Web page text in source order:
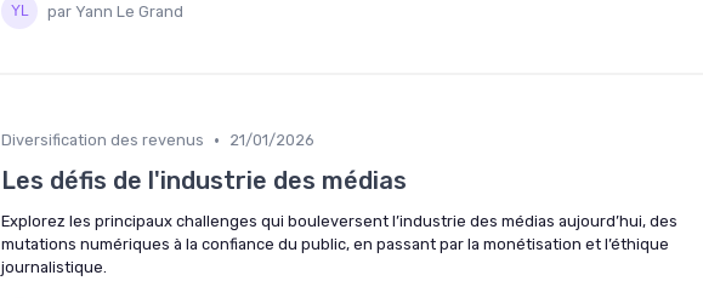
par Yann Le Grand
Diversification des revenus • 21/01/2026
Les défis de l'industrie des médias
Explorez les principaux challenges qui bouleversent l’industrie des médias aujourd’hui, des
mutations numériques à la confiance du public, en passant par la monétisation et l’éthique
journalistique.